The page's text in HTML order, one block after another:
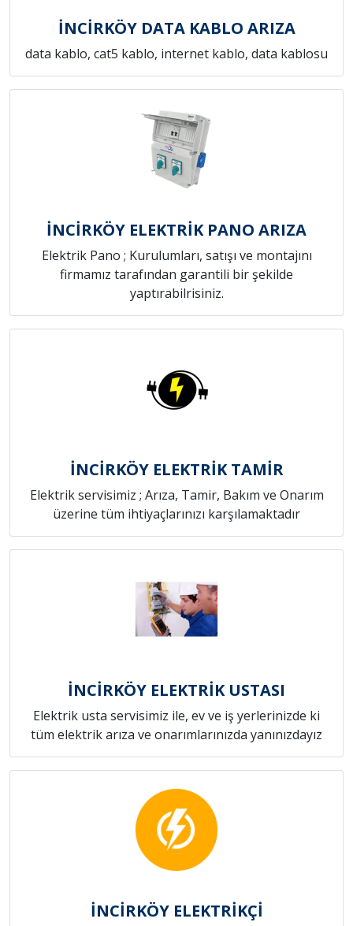
İNCİRKÖY DATA KABLO ARIZA
data kablo, cat5 kablo, internet kablo, data kablosu
İNCİRKÖY ELEKTRİK PANO ARIZA
Elektrik Pano ; Kurulumları, satışı ve montajını
firmamız tarafından garantili bir şekilde
yaptırabilrisiniz.
İNCİRKÖY ELEKTRİK TAMİR
Elektrik servisimiz ; Arıza, Tamir, Bakım ve Onarım
üzerine tüm ihtiyaçlarınızı karşılamaktadır
İNCİRKÖY ELEKTRİK USTASI
Elektrik usta servisimiz ile, ev ve iş yerlerinizde ki
tüm elektrik arıza ve onarımlarınızda yanınızdayız
İNCİRKÖY ELEKTRİKÇİ